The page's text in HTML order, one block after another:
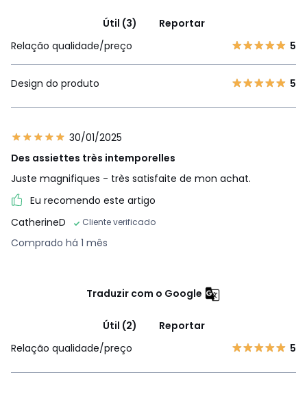
Útil (3)
Reportar
Relação qualidade/preço
5
Design do produto 5
30/01/2025
Des assiettes très intemporelles
Juste magnifiques - très satisfaite de mon achat.
Eu recomendo este artigo
CatherineD
Cliente verificado
Comprado há 1 mês
Traduzir com o Google
Útil (2)
Reportar
Relação qualidade/preço
5